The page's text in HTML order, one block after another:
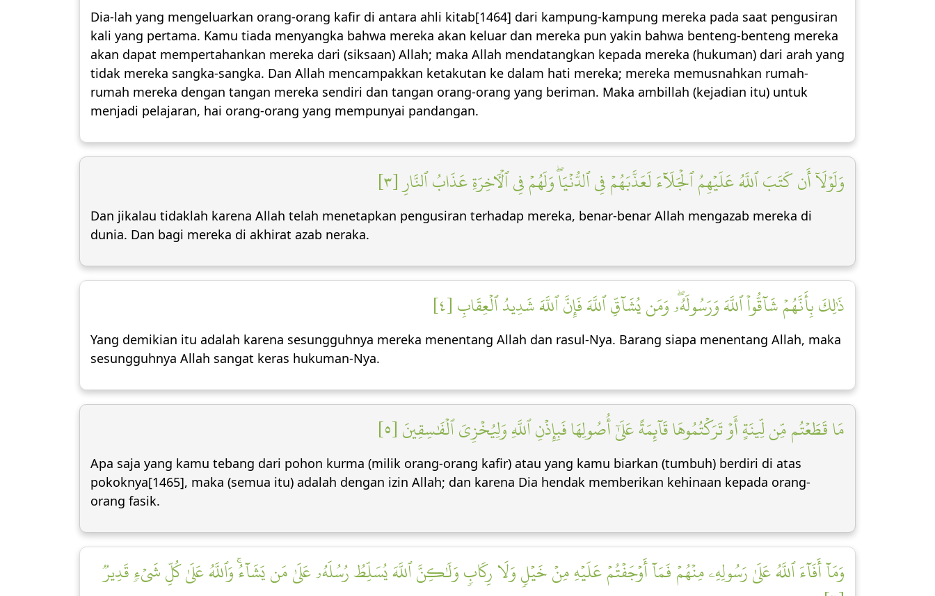
Dia-lah yang mengeluarkan orang-orang kafir di antara ahli kitab[1464] dari kampung-kampung mereka pada saat pengusiran
kali yang pertama. Kamu tiada menyangka bahwa mereka akan keluar dan mereka pun yakin bahwa benteng-benteng mereka
akan dapat mempertahankan mereka dari (siksaan) Allah; maka Allah mendatangkan kepada mereka (hukuman) dari arah yang
tidak mereka sangka-sangka. Dan Allah mencampakkan ketakutan ke dalam hati mereka; mereka memusnahkan rumah-
rumah mereka dengan tangan mereka sendiri dan tangan orang-orang yang beriman. Maka ambillah (kejadian itu) untuk
menjadi pelajaran, hai orang-orang yang mempunyai pandangan.
وَلَوۡلَآ أَن كَتَبَ ٱللَّهُ عَلَيۡهِمُ ٱلۡجَلَآءَ لَعَذَّبَهُمۡ فِي ٱلدُّنۡيَاۖ وَلَهُمۡ فِي ٱلۡأٓخِرَةِ عَذَابُ ٱلنَّارِ [٣]
Dan jikalau tidaklah karena Allah telah menetapkan pengusiran terhadap mereka, benar-benar Allah mengazab mereka di
dunia. Dan bagi mereka di akhirat azab neraka.
ذَٰلِكَ بِأَنَّهُمۡ شَآقُّواْ ٱللَّهَ وَرَسُولَهُۥۖ وَمَن يُشَآقِّ ٱللَّهَ فَإِنَّ ٱللَّهَ شَدِيدُ ٱلۡعِقَابِ [٤]
Yang demikian itu adalah karena sesungguhnya mereka menentang Allah dan rasul-Nya. Barang siapa menentang Allah, maka
sesungguhnya Allah sangat keras hukuman-Nya.
مَا قَطَعۡتُم مِّن لِّينَةٍ أَوۡ تَرَكۡتُمُوهَا قَآئِمَةً عَلَىٰٓ أُصُولِهَا فَبِإِذۡنِ ٱللَّهِ وَلِيُخۡزِيَ ٱلۡفَٰسِقِينَ [٥]
Apa saja yang kamu tebang dari pohon kurma (milik orang-orang kafir) atau yang kamu biarkan (tumbuh) berdiri di atas
pokoknya[1465], maka (semua itu) adalah dengan izin Allah; dan karena Dia hendak memberikan kehinaan kepada orang-
orang fasik.
وَمَآ أَفَآءَ ٱللَّهُ عَلَىٰ رَسُولِهِۦ مِنۡهُمۡ فَمَآ أَوۡجَفۡتُمۡ عَلَيۡهِ مِنۡ خَيۡلٖ وَلَا رِكَابٖ وَلَٰكِنَّ ٱللَّهَ يُسَلِّطُ رُسُلَهُۥ عَلَىٰ مَن يَشَآءُۚ وَٱللَّهُ عَلَىٰ كُلِّ شَيۡءٖ قَدِيرٞ